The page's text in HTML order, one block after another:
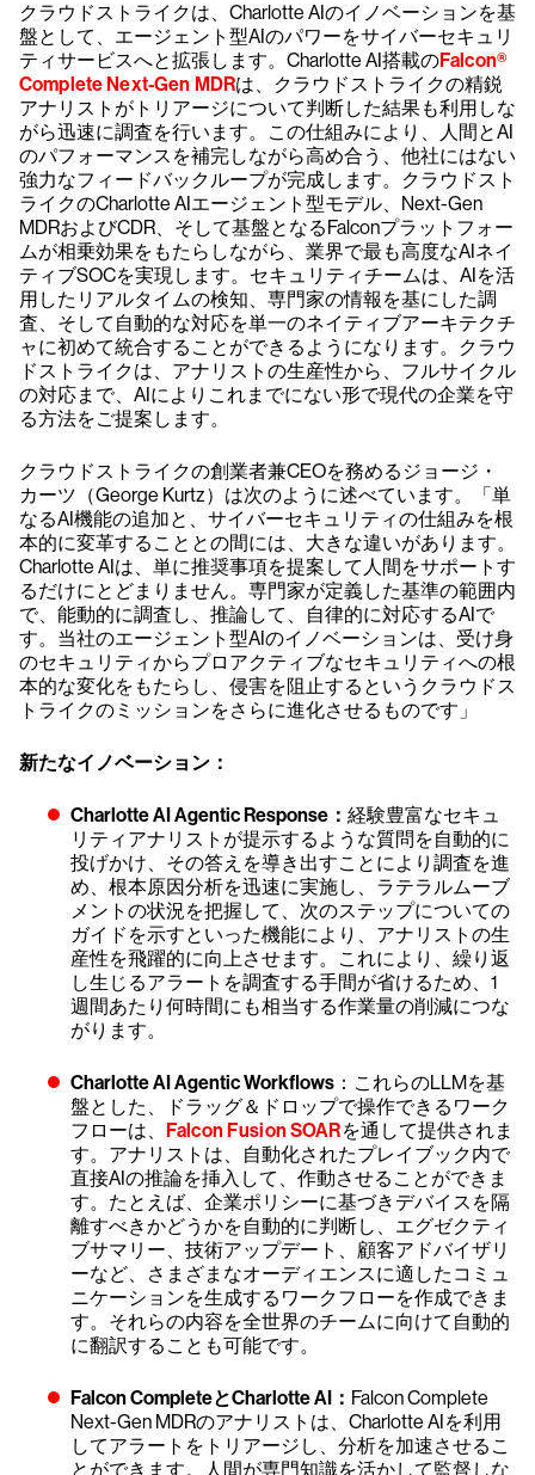
クラウドストライクは、Charlotte AIのイノベーションを基
盤として、エージェント型AIのパワーをサイバーセキュリ
ティサービスへと拡張します。Charlotte AI搭載のFalcon®
Complete Next-Gen MDRは、クラウドストライクの精鋭
アナリストがトリアージについて判断した結果も利用しな
がら迅速に調査を行います。この仕組みにより、人間とAI
のパフォーマンスを補完しながら高め合う、他社にはない
強力なフィードバックループが完成します。クラウドスト
ライクのCharlotte AIエージェント型モデル、Next-Gen
MDRおよびCDR、そして基盤となるFalconプラットフォー
ムが相乗効果をもたらしながら、業界で最も高度なAIネイ
ティブSOCを実現します。セキュリティチームは、AIを活
用したリアルタイムの検知、専門家の情報を基にした調
査、そして自動的な対応を単一のネイティブアーキテクチ
ャに初めて統合することができるようになります。クラウ
ドストライクは、アナリストの生産性から、フルサイクル
の対応まで、AIによりこれまでにない形で現代の企業を守
る方法をご提案します。
クラウドストライクの創業者兼CEOを務めるジョージ・
カーツ（George Kurtz）は次のように述べています。「単
なるAI機能の追加と、サイバーセキュリティの仕組みを根
本的に変革することとの間には、大きな違いがあります。
Charlotte AIは、単に推奨事項を提案して人間をサポートす
るだけにとどまりません。専門家が定義した基準の範囲内
で、能動的に調査し、推論して、自律的に対応するAIで
す。当社のエージェント型AIのイノベーションは、受け身
のセキュリティからプロアクティブなセキュリティへの根
本的な変化をもたらし、侵害を阻止するというクラウドス
トライクのミッションをさらに進化させるものです」
新たなイノベーション：
Charlotte AI Agentic Response： 経験豊富なセキュ
リティアナリストが提示するような質問を自動的に
投げかけ、その答えを導き出すことにより調査を進
め、根本原因分析を迅速に実施し、ラテラルムーブ
メントの状況を把握して、次のステップについての
ガイドを示すといった機能により、アナリストの生
産性を飛躍的に向上させます。これにより、繰り返
し生じるアラートを調査する手間が省けるため、1
週間あたり何時間にも相当する作業量の削減につな
がります。
Charlotte AI Agentic Workflows ：これらのLLMを基
盤とした、ドラッグ＆ドロップで操作できるワーク
フローは、 Falcon Fusion SOARを通して提供されま
す。アナリストは、自動化されたプレイブック内で
直接AIの推論を挿入して、作動させることができま
す。たとえば、企業ポリシーに基づきデバイスを隔
離すべきかどうかを自動的に判断し、エグゼクティ
ブサマリー、技術アップデート、顧客アドバイザリ
ーなど、さまざまなオーディエンスに適したコミュ
ニケーションを生成するワークフローを作成できま
す。それらの内容を全世界のチームに向けて自動的
に翻訳することも可能です。
Falcon CompleteとCharlotte AI： Falcon Complete
Next-Gen MDRのアナリストは、Charlotte AIを利用
してアラートをトリアージし、分析を加速させるこ
とができます。人間が専門知識を活かして監督しな